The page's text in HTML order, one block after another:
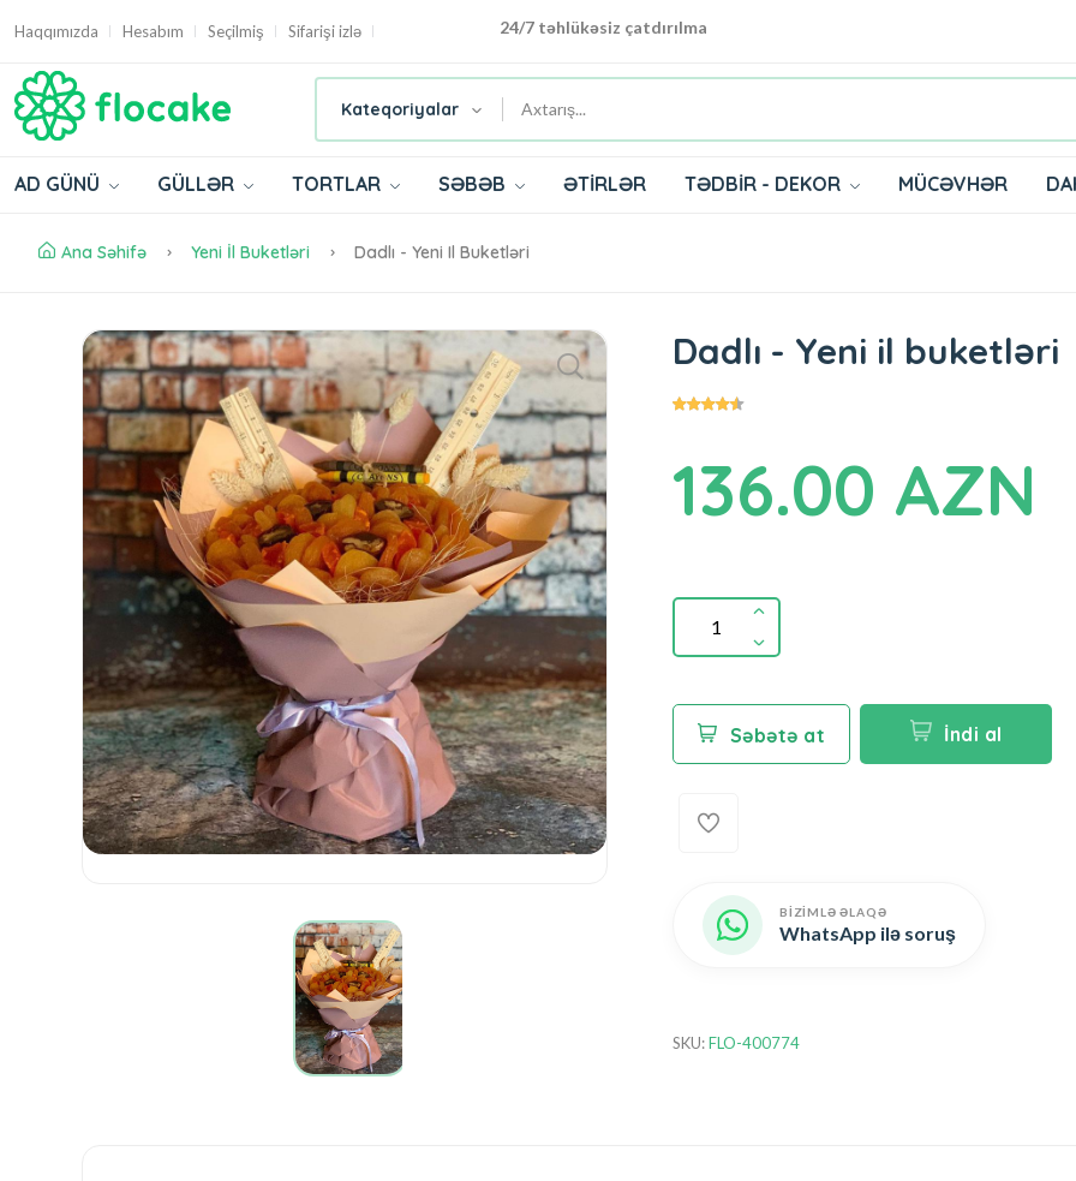
Haqqımızda Hesabım Seçilmiş Sifarişi izlə 24/7 təhlükəsiz çatdırılma
Kateqoriyalar
AD GÜNÜ GÜLLƏR TORTLAR SƏBƏB ƏTİRLƏR TƏDBİR - DEKOR MÜCƏVHƏR
Ana Səhifə Yeni İl Buketləri Dadlı - Yeni Il Buketləri
Dadlı - Yeni il buketləri
136.00 AZN
Səbətə at İndi al
BİZİMLƏ ƏLAQƏ
WhatsApp ilə soruş
SKU:FLO-400774